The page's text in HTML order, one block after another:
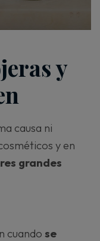
y
causa ni
y en
grandes
cuando se